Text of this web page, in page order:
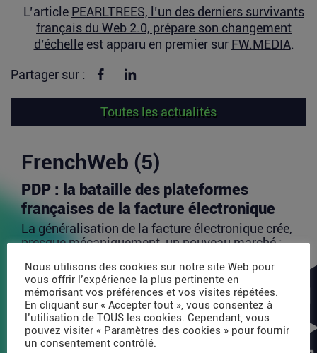
L’article PEARLTREES, l’un des derniers survivants
français du Web 2.0, prépare son changement
d’échelleest apparu en premier sur FW.MEDIA.
Partager sur : Partager sur Facebook
Toutes les actualités
FrenchWeb (5)
PDP : la bataille des plateformes
françaises de la facture électronique
La généralisation de la facture électronique crée,
presque mécaniquement, un nouveau marché :
Lire la suite
TravelTech : comment HandleVisa
digitalise l’accompagnement des
Nous utilisons des cookies sur notre site Web pour
vous offrir l’expérience la plus pertinente en
mémorisant vos préférences et vos visites répétées.
En cliquant sur « Accepter tout », vous consentez à
l’utilisation de TOUS les cookies. Cependant, vous
pouvez visiter « Paramètres des cookies » pour fournir
un consentement contrôlé.